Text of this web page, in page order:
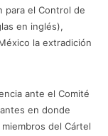
para el Control de
en inglés),
la extradición
ante el Comité
en donde
del Cártel